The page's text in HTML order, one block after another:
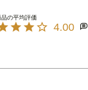
4.00